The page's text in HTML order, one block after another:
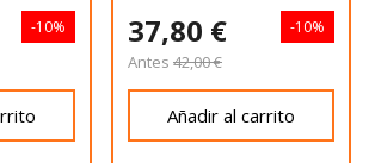
-10% 37,80 €
Antes 42,00 €
-10%
Añadir al carrito